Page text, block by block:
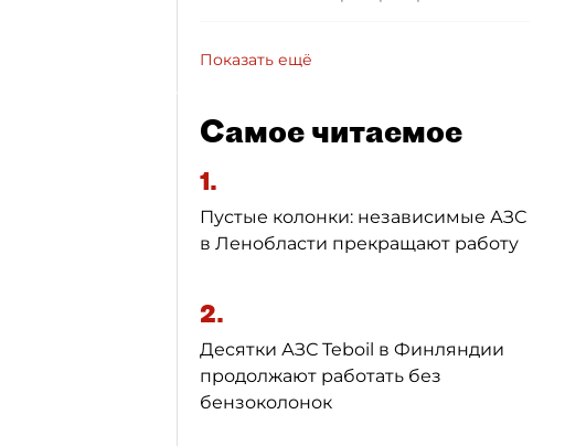
Показать ещё
Самое читаемое
1.
Пустые колонки: независимые АЗС
в Ленобласти прекращают работу
2.
Десятки АЗС Teboil в Финляндии
продолжают работать без
бензоколонок